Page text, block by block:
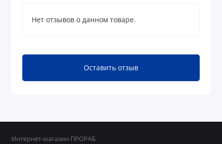
Нет отзывов о данном товаре.
Оставить отзыв
Интернет-магазин ПРОРАБ